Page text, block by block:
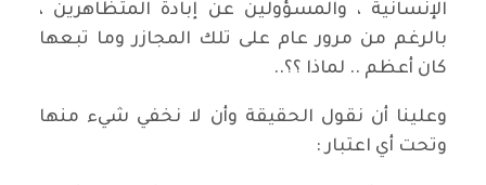
الإنسانية ، والمسؤولين عن إبادة المتظاهرين ،
بالرغم من مرور عام على تلك المجازر وما تبعها
كان أعظم .. لماذا ؟؟..
وعلينا أن نقول الحقيقة وأن لا نخفي شيء منها
وتحت أي اعتبار :